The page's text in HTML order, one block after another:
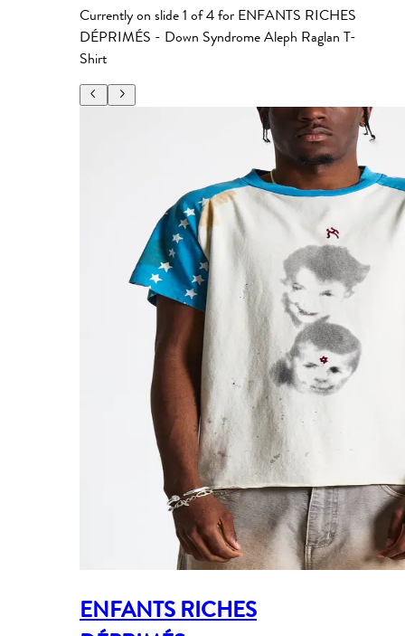
Currently on slide1 of4for ENFANTS RICHES
DÉPRIMÉS - Down Syndrome Aleph Raglan T-
Shirt
ENFANTS RICHES